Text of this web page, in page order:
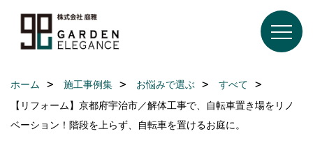
ホーム 施工事例集 お悩みで選ぶ
すべて
【リフォーム】京都府宇治市／解体工事で、自転車置き場をリノ
ベーション！階段を上らず、自転車を置けるお庭に。